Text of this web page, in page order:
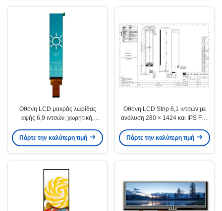
Οθόνη LCD μακράς λωρίδας
αφής 6,9 ιντσών, χωρητική,
280×1424
Πάρτε την καλύτερη τιμή
Οθόνη LCD Strip 6,1 ιντσών με
ανάλυση 280 × 1424 και IPS Full
εφαρμογές
Πάρτε την καλύτερη τιμή